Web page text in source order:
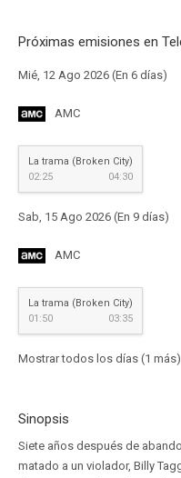
Próximas emisiones en
Mié, 12 Ago 2026 (En 6 días)
AMC
La trama (Broken City)
02:25
04:30
Sab, 15 Ago 2026 (En 9 días)
AMC
La trama (Broken City)
01:50
03:35
Mostrar todos los días (1 más)
Sinopsis
Siete años después de
matado a un violador, Billy